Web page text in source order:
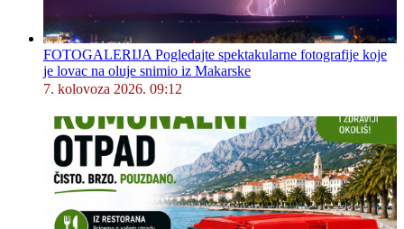
FOTOGALERIJA Pogledajte spektakularne fotografije koje
je lovac na oluje snimio iz Makarske
7. kolovoza 2026. 09:12